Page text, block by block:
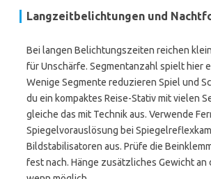
Langzeitbelichtungen und
Bei langen Belichtungszeiten reichen
für Unschärfe. Segmentanzahl spielt hier
Wenige Segmente reduzieren Spiel und
du ein kompaktes Reise-Stativ mit vielen
gleiche das mit Technik aus. Verwende
Spiegelvorauslösung bei
Bildstabilisatoren aus. Prüfe die
fest nach. Hänge zusätzliches Gewicht an